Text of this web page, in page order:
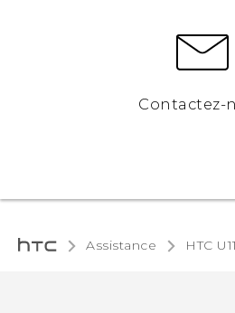
Contactez-
Assistance HTC